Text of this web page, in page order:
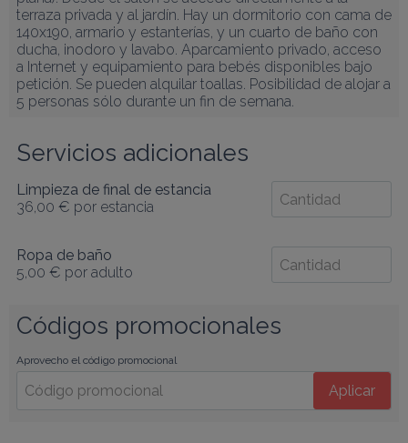
terraza privada y al jardín. Hay un dormitorio con cama de
140x190, armario y estanterías, y un cuarto de baño con
ducha, inodoro y lavabo. Aparcamiento privado, acceso
a Internet y equipamiento para bebés disponibles bajo
petición. Se pueden alquilar toallas. Posibilidad de alojar a
5 personas sólo durante un fin de semana.
Servicios adicionales
Limpieza de final de estancia
36,00 € por estancia
Ropa de baño
5,00 € por adulto
Códigos promocionales
Aprovecho el código promocional
Aplicar